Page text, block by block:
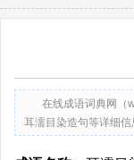
在线成语词典网（
耳濡目染造句等详细